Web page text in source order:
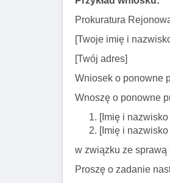
Prokuratura
[Twoje imię i
[Twój adres]
Wniosek o ponowne
Wnoszę o ponowne
[Imię i
[Imię i
w związku ze sprawą
Proszę o zadanie